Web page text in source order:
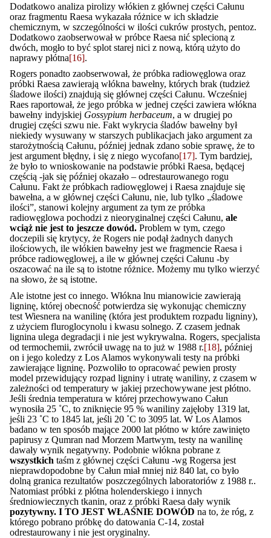
Dodatkowo analiza pirolizy włókien z głównej części Całunu
oraz fragmentu Raesa wykazała różnice w ich składzie
chemicznym, w szczególności w ilości cukrów prostych, pentoz.
Dodatkowo zaobserwował w próbce Raesa nić splecioną z
dwóch, mogło to być splot starej nici z nową, którą użyto do
naprawy płótna[16].
Rogers ponadto zaobserwował, że próbka radiowęglowa oraz
próbki Raesa zawierają włókna bawełny, których brak (tudzież
śladowe ilości) znajdują się głównej części Całunu. Wcześniej
Raes raportował, że jego próbka w jednej części zawiera włókna
bawełny indyjskiej Gossypium herbaceum, a w drugiej po
drugiej części szwu nie. Fakt wykrycia śladów bawełny był
niekiedy wysuwany w starszych publikacjach jako argument za
starożytnością Całunu, później jednak zdano sobie sprawę, że to
jest argument błędny, i się z niego wycofano[17]. Tym bardziej,
że było to wnioskowanie na podstawie próbki Raesa, będącej
częścią -jak się później okazało – odrestaurowanego rogu
Całunu. Fakt że próbkach radiowęglowej i Raesa znajduje się
bawełna, a w głównej części Całunu, nie, lub tylko „śladowe
ilości”, stanowi kolejny argument za tym ze próbka
radiowęglowa pochodzi z nieoryginalnej części Całunu, ale
wciąż nie jest to jeszcze dowód. Problem w tym, czego
doczepili się krytycy, że Rogers nie podął żadnych danych
ilościowych, ile włókien bawełny jest we fragmencie Raesa i
próbce radiowęglowej, a ile w głównej części Całunu -by
oszacować na ile są to istotne różnice. Możemy mu tylko wierzyć
na słowo, że są istotne.
Ale istotne jest co innego. Włókna lnu mianowicie zawierają
ligninę, której obecność potwierdza się wykonując chemiczny
test Wiesnera na wanilinę (która jest produktem rozpadu ligniny),
z użyciem fluroglocynolu i kwasu solnego. Z czasem jednak
lignina ulega degradacji i nie jest wykrywalna. Rogers, specjalista
od termochemii, zwrócił uwagę na to już w 1988 r.[18], później
on i jego koledzy z Los Alamos wykonywali testy na próbki
zawierające ligninę. Pozwoliło to opracować pewien prosty
model przewidujący rozpad ligniny i utratę waniliny, z czasem w
zależności od temperatury w jakiej przechowywane jest płótno.
Jeśli średnia temperatura w której przechowywano Całun
wynosiła 25 ˚C, to zniknięcie 95 % waniliny zajęłoby 1319 lat,
jeśli 23 ˚C to 1845 lat, jeśli 20 ˚C to 3095 lat. W Los Alamos
badano w ten sposób mające 2000 lat płótno w które zawinięto
papirusy z Qumran nad Morzem Martwym, testy na wanilinę
dawały wynik negatywny. Podobnie włókna pobrane z
wszystkich taśm z głównej części Całunu -wg Rogersa jest
nieprawdopodobne by Całun miał mniej niż 840 lat, co było
dolną granica rezultatów poszczególnych laboratoriów z 1988 r..
Natomiast próbki z płótna holenderskiego i innych
średniowiecznych tkanin, oraz z próbki Raesa dały wynik
pozytywny. I TO JEST WŁAŚNIE DOWÓDna to, że róg, z
którego pobrano próbkę do datowania C-14, został
odrestaurowany i nie jest oryginalny.